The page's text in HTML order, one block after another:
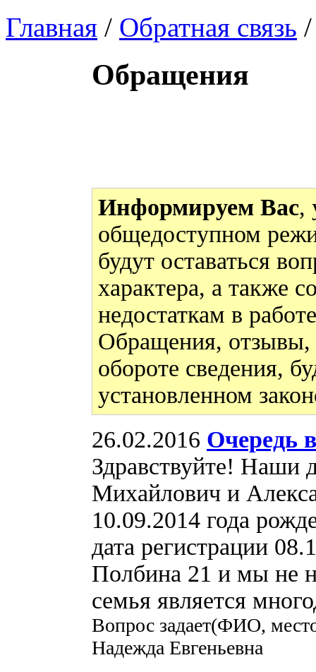
Главная / Обратная связь
Обращения
Информируем Вас,
общедоступном
будут оставаться
характера, а также
недостаткам в
Обращения, отзывы,
обороте сведения,
установленном
26.02.2016 Очередь
Здравствуйте! Наши
Михайлович и
10.09.2014 года
дата регистрации
Полбина 21 и мы не
семья является
Вопрос задает(ФИО,
Надежда Евгеньевна